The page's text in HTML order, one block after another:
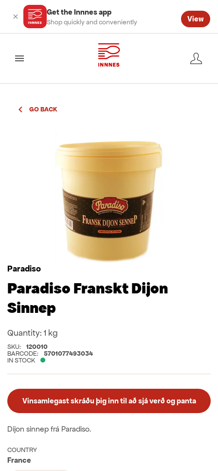
Get the Innnes app
Shop quickly and conveniently View
valmynd
GO BACK
Paradiso
Paradiso Franskt Dijon
Sinnep
Quantity: 1 kg
SKU:
120010
BARCODE:
5701077493034
IN STOCK
Vinsamlegast skráðu þig inn til að sjá verð og panta
Dijon sinnep frá Paradiso.
COUNTRY
France